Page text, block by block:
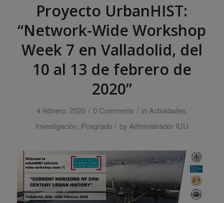
Proyecto UrbanHIST:
“Network-Wide Workshop
Week 7 en Valladolid, del
10 al 13 de febrero de
2020”
4 febrero, 2020 / 0 Comments / in Actividades,
Investigación, Posgrado / byAdministrador IUU